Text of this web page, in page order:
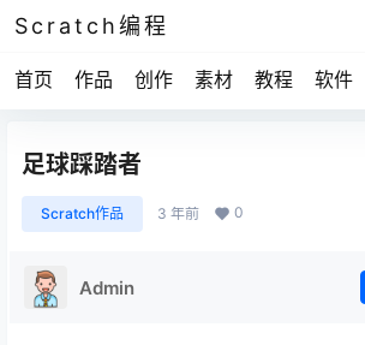
Scratch编程
首页 作品 创作 素材 教程 软件
足球踩踏者
Scratch作品 3 年前 0
Admin